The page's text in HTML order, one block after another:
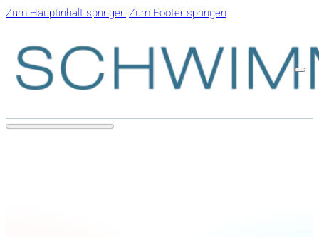
Zum Hauptinhalt springen Zum Footer springen